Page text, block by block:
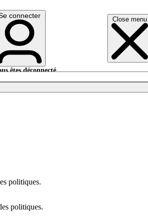
Close menu
connecter
êtes déconnecté.
politiques.
politiques.